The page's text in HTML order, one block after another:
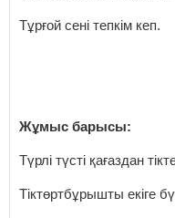
Тұрғой сені тепкім кеп.
Жұмыс барысы:
Түрлі түсті қағаздан
Тіктөртбұрышты екіге